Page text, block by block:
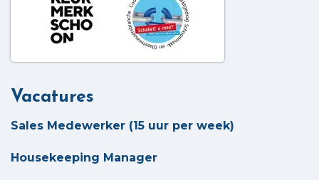
Vacatures
Sales Medewerker (15 uur per week)
Housekeeping Manager